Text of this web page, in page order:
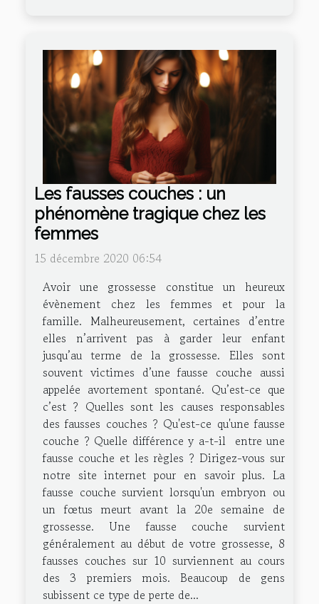
Les fausses couches : un
phénomène tragique chez les
femmes
15 décembre 2020 06:54
Avoir une grossesse constitue un heureux
évènement chez les femmes et pour la
famille. Malheureusement, certaines d’entre
elles n’arrivent pas à garder leur enfant
jusqu’au terme de la grossesse. Elles sont
souvent victimes d’une fausse couche aussi
appelée avortement spontané. Qu’est-ce que
c’est ? Quelles sont les causes responsables
des fausses couches ? Qu'est-ce qu'une fausse
couche ? Quelle différence y a-t-il entre une
fausse couche et les règles ? Dirigez-vous sur
notre site internet pour en savoir plus. La
fausse couche survient lorsqu'un embryon ou
un fœtus meurt avant la 20e semaine de
grossesse. Une fausse couche survient
généralement au début de votre grossesse, 8
fausses couches sur 10 surviennent au cours
des 3 premiers mois. Beaucoup de gens
subissent ce type de perte de...